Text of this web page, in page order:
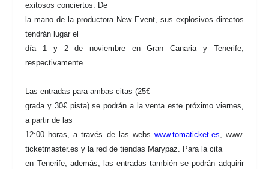
exitosos conciertos. De
la mano de la productora New Event, sus explosivos directos
tendrán lugar el
día 1 y 2 de noviembre en Gran Canaria y Tenerife,
respectivamente.
Las entradas para ambas citas (25€
grada y 30€ pista) se podrán a la venta este próximo viernes,
a partir de las
12:00 horas, a través de las webs www.tomaticket.es, www.
ticketmaster.es y la red de tiendas Marypaz. Para la cita
en Tenerife, además, las entradas también se podrán adquirir